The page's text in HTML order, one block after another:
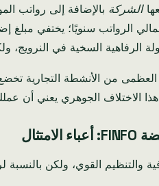
الشركة
الرفاهية السخية في النرويج،
العظمى من الأنشطة التجارية
الاختلاف الجوهري يعني أن
والتنظيم القوي، ولكن بالنسبة